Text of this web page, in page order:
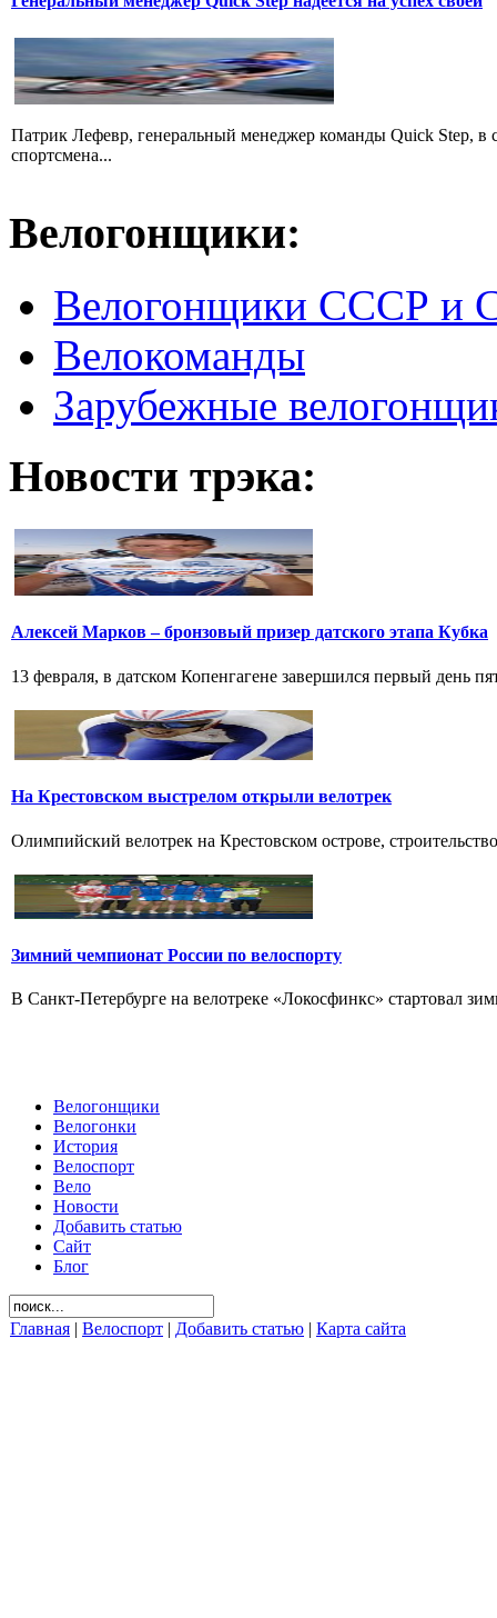
Патрик Лефевр, генеральный менеджер команды Quick Step, в
спортсмена...
Велогонщики:
Велогонщики СССР и
Велокоманды
Зарубежные
Новости трэка:
Алексей Марков – бронзовый призер датского этапа Кубка
13 февраля, в датском Копенгагене завершился первый день
На Крестовском выстрелом открыли велотрек
Олимпийский велотрек на Крестовском острове,
Зимний чемпионат России по велоспорту
В Санкт-Петербурге на велотреке «Локосфинкс» стартовал
Велогонщики
Велогонки
История
Велоспорт
Вело
Новости
Добавить статью
Сайт
Блог
Главная | Велоспорт | Добавить статью | Карта сайта